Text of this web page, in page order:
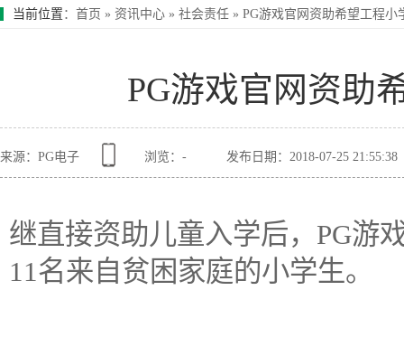
当前位置 ： 首页 » 资讯中心 » 社会责任 » PG游戏官网资助希望工程小
PG游戏官网资助
来源：PG电子 浏览： - 发布日期：2018-07-25 21:55:38
继直接资助儿童入学后，PG游
11名来自贫困家庭的小学生。